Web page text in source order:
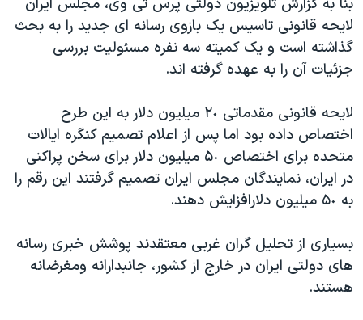
نرگس محمدی برنده جایزه نوبل صلح
همایش محافظه‌کاران آمریکا «سی‌پک»
صفحه‌های ویژه
بنا به گزارش تلویزیون دولتی پرس تی وی، مجلس ایران
لایحه قانونی تاسیس یک بازوی رسانه ای جدید را به بحث
گذاشته است و یک کمیته سه نفره مسئولیت بررسی
جزئیات آن را به عهده گرفته اند.
لایحه قانونی مقدماتی ٢٠ میلیون دلار به این طرح
اختصاص داده بود اما پس از اعلام تصمیم کنگره ایالات
متحده برای اختصاص ۵٠ میلیون دلار برای سخن پراکنی
در ایران، نمایندگان مجلس ایران تصمیم گرفتند این رقم را
به ۵٠ میلیون دلارافزایش دهند.
بسیاری از تحلیل گران غربی معتقدند پوشش خبری رسانه
های دولتی ایران در خارج از کشور، جانبدارانه ومغرضانه
هستند.